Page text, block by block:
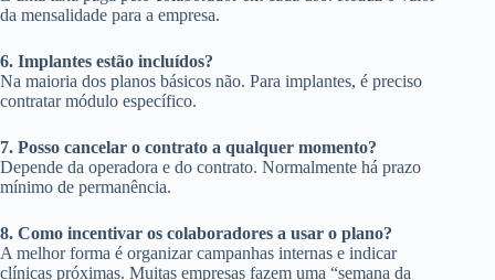
da mensalidade para a empresa.
6. Implantes estão incluídos?
Na maioria dos planos básicos não. Para implantes, é preciso
contratar módulo específico.
7. Posso cancelar o contrato a qualquer momento?
Depende da operadora e do contrato. Normalmente há prazo
mínimo de permanência.
8. Como incentivar os colaboradores a usar o plano?
A melhor forma é organizar campanhas internas e indicar
clínicas próximas. Muitas empresas fazem uma “semana da